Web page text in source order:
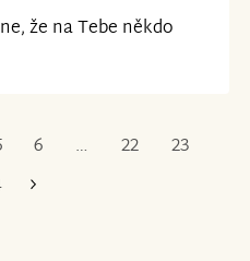
že na Tebe někdo
6 … 22
23
Poslední